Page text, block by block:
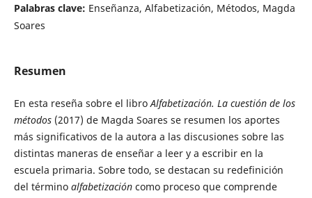
Palabras clave: Enseñanza, Alfabetización, Métodos, Magda
Soares
Resumen
En esta reseña sobre el libroAlfabetización. La cuestión de los
métodos(2017) de Magda Soares se resumen los aportes
más significativos de la autora a las discusiones sobre las
distintas maneras de enseñar a leer y a escribir en la
escuela primaria. Sobre todo, se destacan su redefinición
del término alfabetización como proceso que comprende